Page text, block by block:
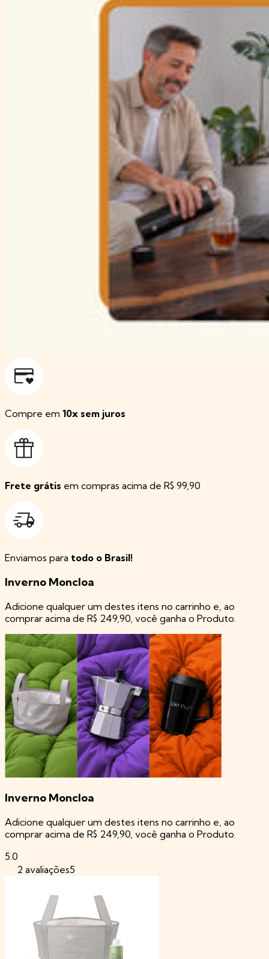
Compre em 10x sem juros
Frete grátis em compras acima de R$ 99,90
Enviamos para todo o Brasil!
Inverno Moncloa
Adicione qualquer um destes itens no carrinho e, ao
comprar acima de R$ 249,90, você ganha o Produto.
Inverno Moncloa
Adicione qualquer um destes itens no carrinho e, ao
comprar acima de R$ 249,90, você ganha o Produto.
5.0
2 avaliações5